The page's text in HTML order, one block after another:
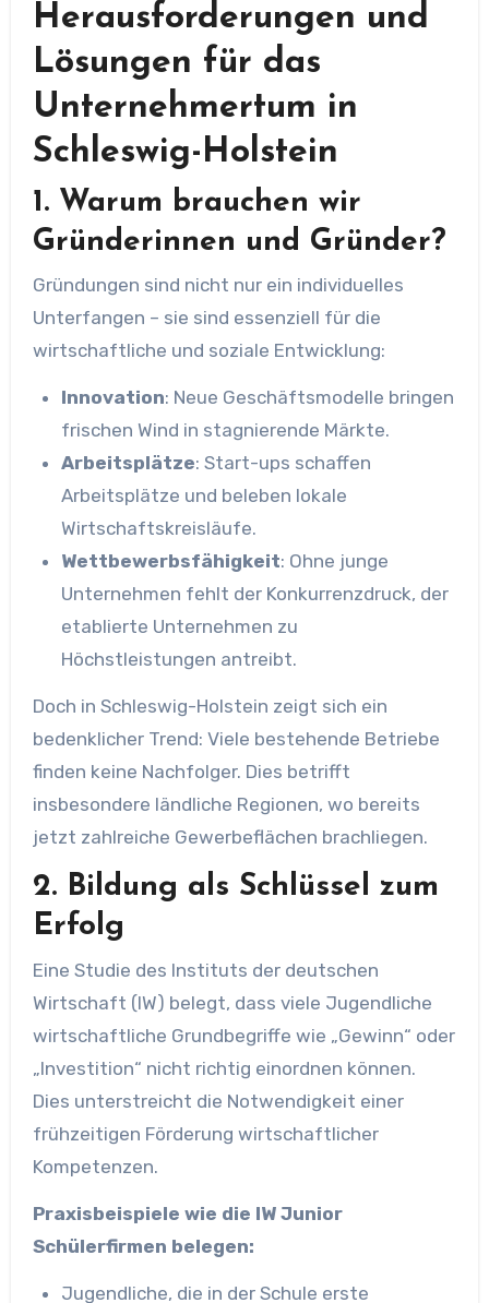
Herausforderungen und
Lösungen für das
Unternehmertum in
Schleswig-Holstein
1. Warum brauchen wir
Gründerinnen und Gründer?
Gründungen sind nicht nur ein individuelles
Unterfangen – sie sind essenziell für die
wirtschaftliche und soziale Entwicklung:
Innovation: Neue Geschäftsmodelle bringen
frischen Wind in stagnierende Märkte.
Arbeitsplätze: Start-ups schaffen
Arbeitsplätze und beleben lokale
Wirtschaftskreisläufe.
Wettbewerbsfähigkeit: Ohne junge
Unternehmen fehlt der Konkurrenzdruck, der
etablierte Unternehmen zu
Höchstleistungen antreibt.
Doch in Schleswig-Holstein zeigt sich ein
bedenklicher Trend: Viele bestehende Betriebe
finden keine Nachfolger. Dies betrifft
insbesondere ländliche Regionen, wo bereits
jetzt zahlreiche Gewerbeflächen brachliegen.
2. Bildung als Schlüssel zum
Erfolg
Eine Studie des Instituts der deutschen
Wirtschaft (IW) belegt, dass viele Jugendliche
wirtschaftliche Grundbegriffe wie „Gewinn“ oder
„Investition“ nicht richtig einordnen können.
Dies unterstreicht die Notwendigkeit einer
frühzeitigen Förderung wirtschaftlicher
Kompetenzen.
Praxisbeispiele wie die IW Junior
Schülerfirmen belegen:
Jugendliche, die in der Schule erste